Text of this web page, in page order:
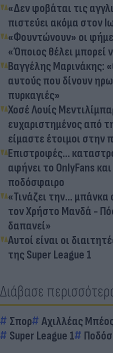
«Δεν φοβάται τις
πιστεύει ακόμα στον
«Φουντώνουν» οι
«Όποιος θέλει μπορεί
Βαγγέλης Μαρινάκης:
αυτούς που δίνουν
πυρκαγιές»
Χοσέ Λουίς
ευχαριστημένος από
είμαστε έτοιμοι στην
Επιστροφές...
αφήνει το OnlyFans
ποδόσφαιρο
«Τινάζει την...
τον Χρήστο Μανδά -
δαπανεί»
Αυτοί είναι οι
της Super League 1
Διάβασε
Σπορ Αχιλλέας
Super League 1